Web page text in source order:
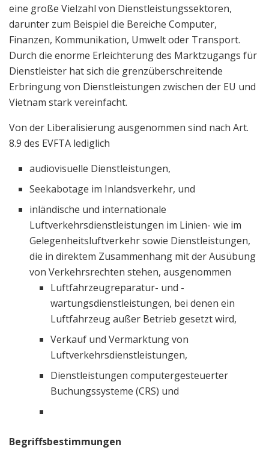
eine große Vielzahl von Dienstleistungssektoren,
darunter zum Beispiel die Bereiche Computer,
Finanzen, Kommunikation, Umwelt oder Transport.
Durch die enorme Erleichterung des Marktzugangs für
Dienstleister hat sich die grenzüberschreitende
Erbringung von Dienstleistungen zwischen der EU und
Vietnam stark vereinfacht.
Von der Liberalisierung ausgenommen sind nach Art.
8.9 des EVFTA lediglich
audiovisuelle Dienstleistungen,
Seekabotage im Inlandsverkehr, und
inländische und internationale
Luftverkehrsdienstleistungen im Linien- wie im
Gelegenheitsluftverkehr sowie Dienstleistungen,
die in direktem Zusammenhang mit der Ausübung
von Verkehrsrechten stehen, ausgenommen
Luftfahrzeugreparatur- und -
wartungsdienstleistungen, bei denen ein
Luftfahrzeug außer Betrieb gesetzt wird,
Verkauf und Vermarktung von
Luftverkehrsdienstleistungen,
Dienstleistungen computergesteuerter
Buchungssysteme (CRS) und
Begriffsbestimmungen